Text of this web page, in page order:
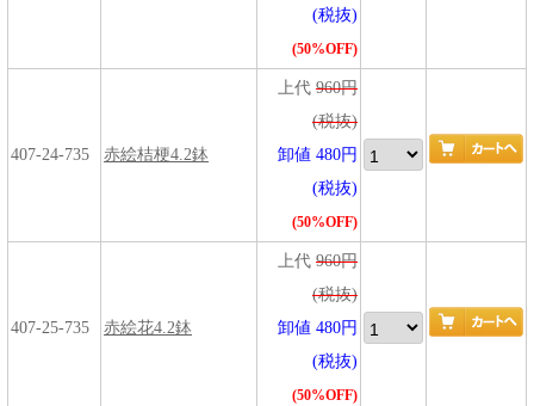
(税抜)
(50%OFF)
407-24-735 赤絵桔梗4.2鉢
上代 960円
(税抜)
卸値 480円
(税抜)
(50%OFF)
407-25-735 赤絵花4.2鉢
上代 960円
(税抜)
卸値 480円
(税抜)
(50%OFF)